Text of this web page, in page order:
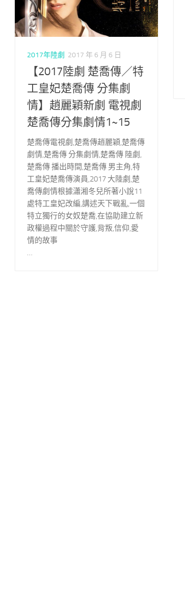
2017年陸劇 2017 年 6 月 6 日
【2017陸劇 楚喬傳／特
工皇妃楚喬傳 分集劇
情】趙麗穎新劇 電視劇
楚喬傳分集劇情1~15
楚喬傳電視劇,楚喬傳趙麗穎,楚喬傳
劇情,楚喬傳 分集劇情,楚喬傳 陸劇,
楚喬傳 播出時間,楚喬傳 男主角,特
工皇妃楚喬傳演員,2017 大陸劇,楚
喬傳劇情根據瀟湘冬兒所著小說11
處特工皇妃改編,講述天下戰亂,一個
特立獨行的女奴楚喬,在協助建立新
政權過程中關於守護,背叛,信仰,愛
情的故事
…